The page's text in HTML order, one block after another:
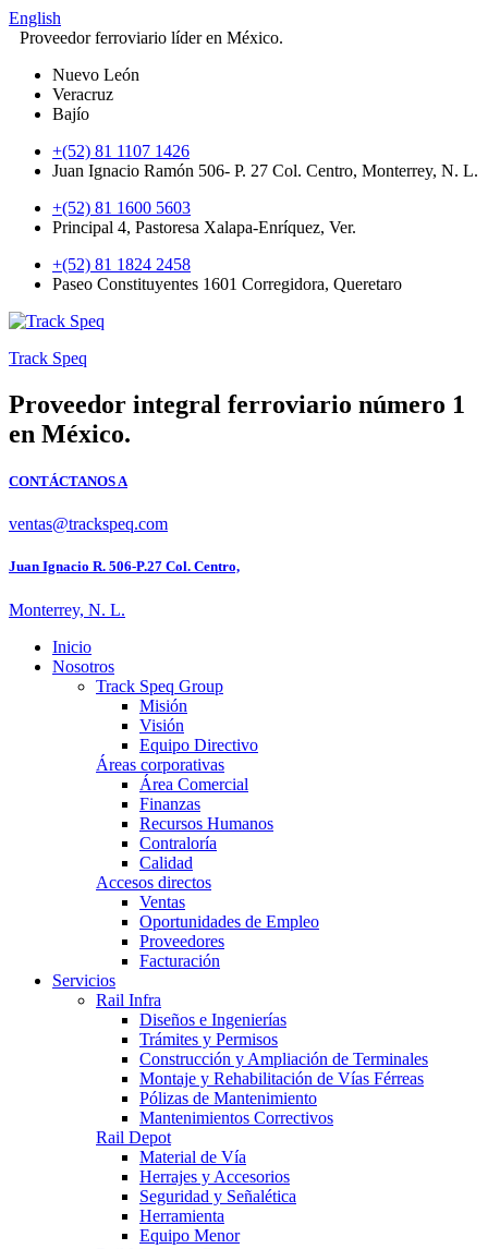
English
Proveedor ferroviario líder en México.
Nuevo León
Veracruz
Bajío
+(52) 81 1107 1426
Juan Ignacio Ramón 506- P. 27 Col. Centro, Monterrey, N. L.
+(52) 81 1600 5603
Principal 4, Pastoresa Xalapa-Enríquez, Ver.
+(52) 81 1824 2458
Paseo Constituyentes 1601 Corregidora, Queretaro
Track Speq
Proveedor integral ferroviario número 1
en México.
CONTÁCTANOS A
ventas@trackspeq.com
Juan Ignacio R. 506-P.27 Col. Centro,
Monterrey, N. L.
Inicio
Nosotros
Track Speq Group
Misión
Visión
Equipo Directivo
Áreas corporativas
Área Comercial
Finanzas
Recursos Humanos
Contraloría
Calidad
Accesos directos
Ventas
Oportunidades de Empleo
Proveedores
Facturación
Servicios
Rail Infra
Diseños e Ingenierías
Trámites y Permisos
Construcción y Ampliación de Terminales
Montaje y Rehabilitación de Vías Férreas
Pólizas de Mantenimiento
Mantenimientos Correctivos
Rail Depot
Material de Vía
Herrajes y Accesorios
Seguridad y Señalética
Herramienta
Equipo Menor